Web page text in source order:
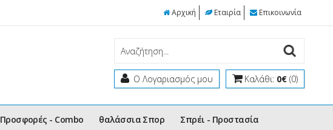
Αρχική Εταιρία Επικοινωνία
Ο Λογαριασμός μου Καλάθι: 0€ (0)
Προσφορές - Combo θαλάσσια Σπορ Σπρέι - Προστασία